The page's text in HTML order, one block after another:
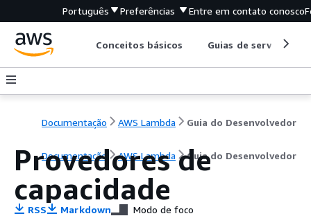
Português Preferências Entre em contato conosco
Conceitos básicos Guias de serviço
Documentação AWS Lambda Guia do Desenvolvedor
Documentação AWS Lambda Guia do Desenvolvedor
Provedores de
capacidade
RSS Markdown Modo de foco